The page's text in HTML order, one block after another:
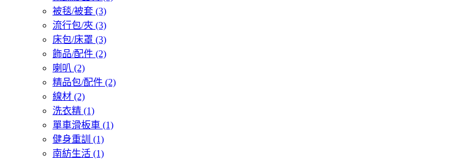
被毯/被套 (3)
流行包/夾 (3)
床包/床罩 (3)
飾品/配件 (2)
喇叭 (2)
精品包/配件 (2)
線材 (2)
洗衣精 (1)
單車滑板車 (1)
健身重訓
(1)
南紡生活 (1)